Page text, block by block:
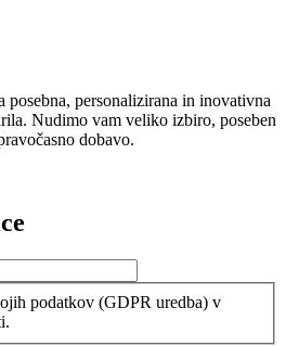
posebna, personalizirana in inovativna
Nudimo vam veliko izbiro, poseben
dobavo.
podatkov (GDPR uredba) v